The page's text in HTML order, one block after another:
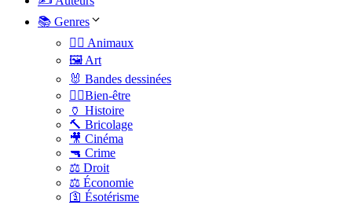
📚 Genres
🐕‍🦺 Animaux
🖼️ Art
🐰 Bandes dessinées
🧑‍⚕️Bien-être
🏺 Histoire
🔨 Bricolage
🎥 Cinéma
🔫 Crime
⚖️ Droit
⚖️ Économie
🛐 Ésotérisme